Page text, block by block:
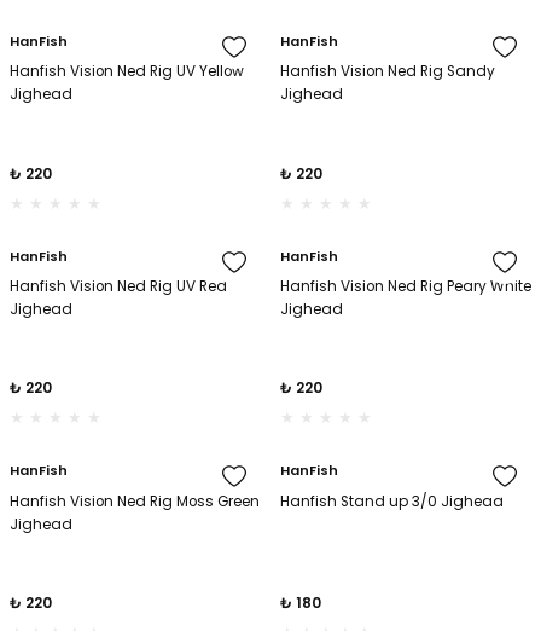
HanFish
Hanfish Vision Ned Rig UV Yellow
Jighead
₺ 220
HanFish
Hanfish Vision Ned Rig Sandy
Jighead
₺ 220
HanFish
Hanfish Vision Ned Rig UV Red
Jighead
₺ 220
HanFish
Hanfish Vision Ned Rig Peary White
Jighead
₺ 220
HanFish
Hanfish Vision Ned Rig Moss Green
Jighead
₺ 220
HanFish
Hanfish Stand up 3/0 Jighead
₺ 180